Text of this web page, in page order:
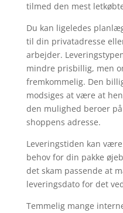
tilmed den mest
Du kan ligeledes
til din privatadresse
arbejder.
mindre prisbillig, men
fremkommelig. Den
modsiges at være at
den mulighed beroer
shoppens adresse.
Leveringstiden kan
behov for din pakke
det skam passende at
leveringsdato for det
Temmelig mange